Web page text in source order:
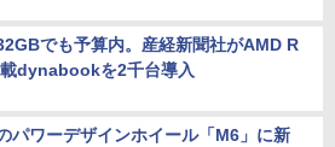
でも予算内。産経新聞社がAMD R
dynabookを2千台導入
パワーデザインホイール「M6」に新